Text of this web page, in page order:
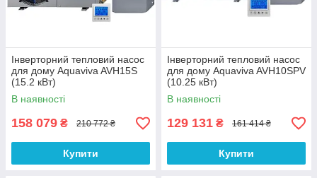
Інверторний тепловий насос
для дому Aquaviva AVH15S
(15.2 кВт)
В наявності
158 079 ₴ 210 772 ₴
Купити
Інверторний тепловий насос
для дому Aquaviva AVH10SPV
(10.25 кВт)
В наявності
129 131 ₴ 161 414 ₴
Купити